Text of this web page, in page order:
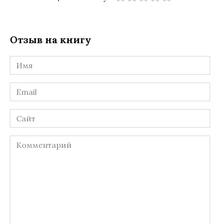
Отзыв на книгу
Имя
*
Email
*
Сайт
Комментарий